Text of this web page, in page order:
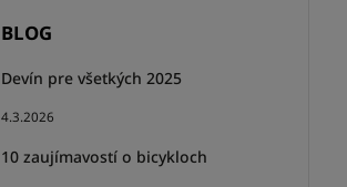
BLOG
Devín pre všetkých 2025
4.3.2026
10 zaujímavostí o bicykloch